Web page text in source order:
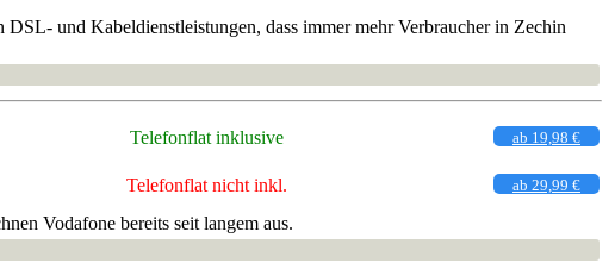
und Kabeldienstleistungen, dass immer mehr Verbraucher in Zechin
Telefonflat inklusive ab 19,98 €
Telefonflat nicht inkl. ab 29,99 €
Vodafone bereits seit langem aus.